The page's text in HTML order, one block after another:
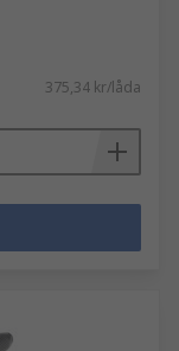
375,34 kr/låda